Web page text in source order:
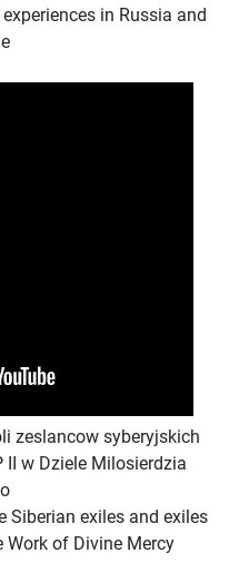
in Russia and
zeslancow syberyjskich
w Dziele Milosierdzia
Siberian exiles and exiles
of Divine Mercy